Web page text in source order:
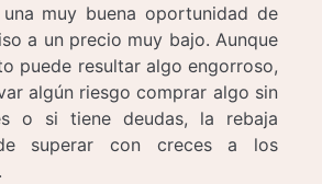
muy buena oportunidad de
a un precio muy bajo. Aunque
puede resultar algo engorroso,
algún riesgo comprar algo sin
o si tiene deudas, la rebaja
superar con creces a los